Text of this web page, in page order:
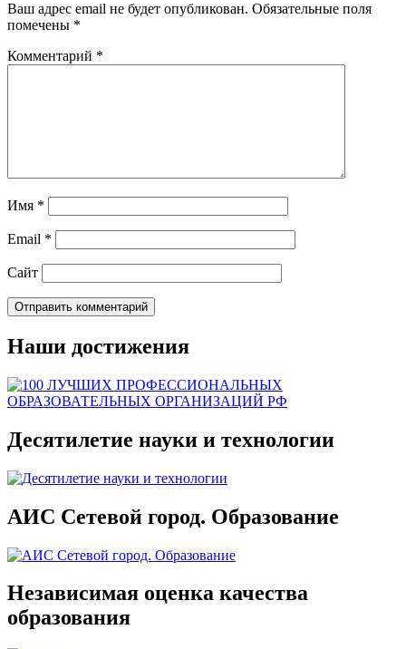
Ваш адрес email не будет опубликован. Обязательные поля
помечены *
Комментарий *
Имя *
Email *
Сайт
Наши достижения
Десятилетие науки и технологии
АИС Сетевой город. Образование
Независимая оценка качества
образования